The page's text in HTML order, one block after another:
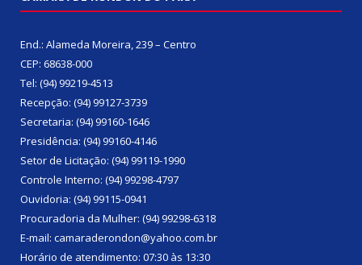
End.: Alameda Moreira, 239 – Centro
CEP: 68638-000
Tel: (94) 99219-4513
Recepção: (94) 99127-3739
Secretaria: (94) 99160-1646
Presidência: (94) 99160-4146
Setor de Licitação: (94) 99119-1990
Controle Interno: (94) 99298-4797
Ouvidoria: (94) 99115-0941
Procuradoria da Mulher: (94) 99298-6318
E-mail: camaraderondon@yahoo.com.br
Horário de atendimento: 07:30 às 13:30